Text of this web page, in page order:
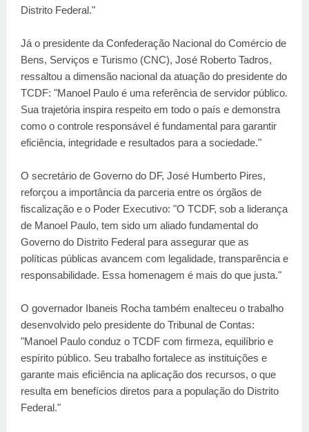
Distrito Federal."
Já o presidente da Confederação Nacional do Comércio de
Bens, Serviços e Turismo (CNC), José Roberto Tadros,
ressaltou a dimensão nacional da atuação do presidente do
TCDF: "Manoel Paulo é uma referência de servidor público.
Sua trajetória inspira respeito em todo o país e demonstra
como o controle responsável é fundamental para garantir
eficiência, integridade e resultados para a sociedade."
O secretário de Governo do DF, José Humberto Pires,
reforçou a importância da parceria entre os órgãos de
fiscalização e o Poder Executivo: "O TCDF, sob a liderança
de Manoel Paulo, tem sido um aliado fundamental do
Governo do Distrito Federal para assegurar que as
políticas públicas avancem com legalidade, transparência e
responsabilidade. Essa homenagem é mais do que justa."
O governador Ibaneis Rocha também enalteceu o trabalho
desenvolvido pelo presidente do Tribunal de Contas:
"Manoel Paulo conduz o TCDF com firmeza, equilíbrio e
espírito público. Seu trabalho fortalece as instituições e
garante mais eficiência na aplicação dos recursos, o que
resulta em benefícios diretos para a população do Distrito
Federal."